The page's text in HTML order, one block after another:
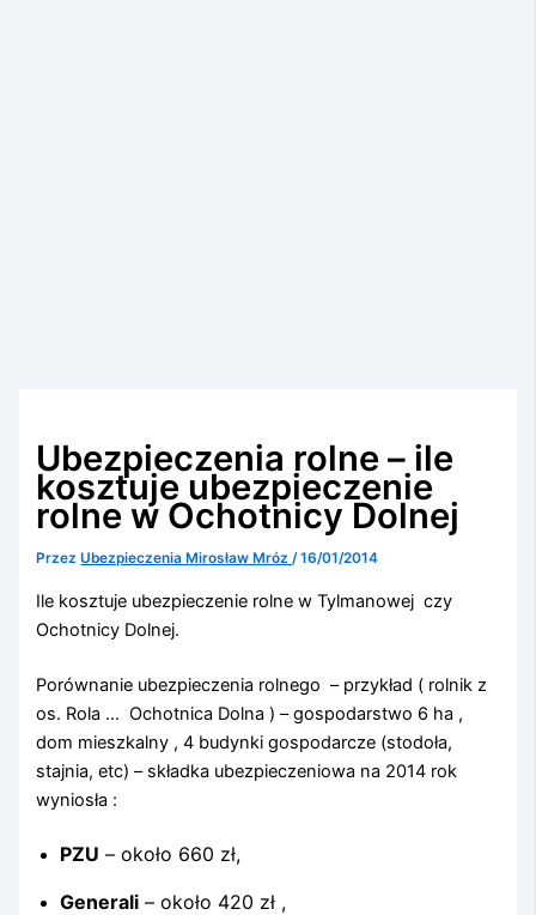
Ubezpieczenia rolne – ile
kosztuje ubezpieczenie
rolne w Ochotnicy Dolnej
PrzezUbezpieczenia Mirosław Mróz/16/01/2014
Ile kosztuje ubezpieczenie rolne w Tylmanowej czy
Ochotnicy Dolnej.
Porównanie ubezpieczenia rolnego – przykład ( rolnik z
os. Rola … Ochotnica Dolna ) – gospodarstwo 6 ha ,
dom mieszkalny , 4 budynki gospodarcze (stodoła,
stajnia, etc) – składka ubezpieczeniowa na 2014 rok
wyniosła :
PZU – około 660 zł,
Generali – około 420 zł ,